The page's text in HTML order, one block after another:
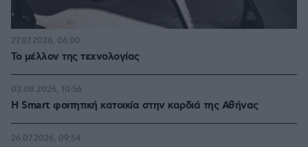
Το μέλλον της τεχνολογίας
27.07.2026, 06:00
Η Smart φοιτητική κατοικία στην καρδιά της Αθήνας
03.08.2026, 10:56
26.07.2026, 09:54